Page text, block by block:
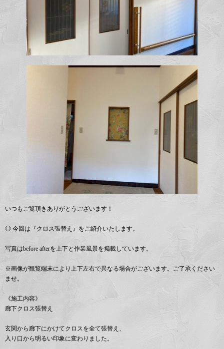
いつもご覧頂きありがとうございます！
◎ 今回は『クロス張替え』をご紹介いたします。
写真はbefore afterを上下と作業風景を掲載しています。
※画像が観覧端末により上下左右で異なる場合がございます。ご了承ください
ませ。
《施工内容》
廊下クロス張替え
玄関から廊下にかけてクロスを全て張替え、
入り口から明るい印象に変わりました。